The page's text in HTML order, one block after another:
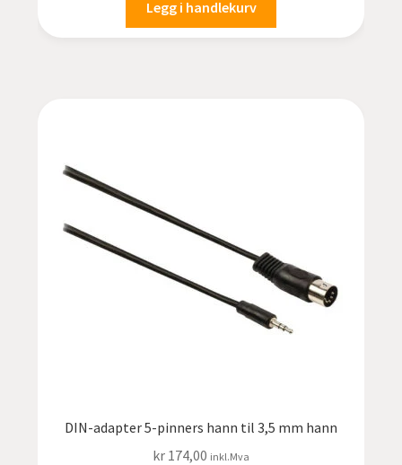
var:
kr 149,00.
er:
kr 99,00.
Legg i handlekurv
DIN-adapter 5-pinners hann til 3,5 mm hann
kr 174,00 inkl.Mva